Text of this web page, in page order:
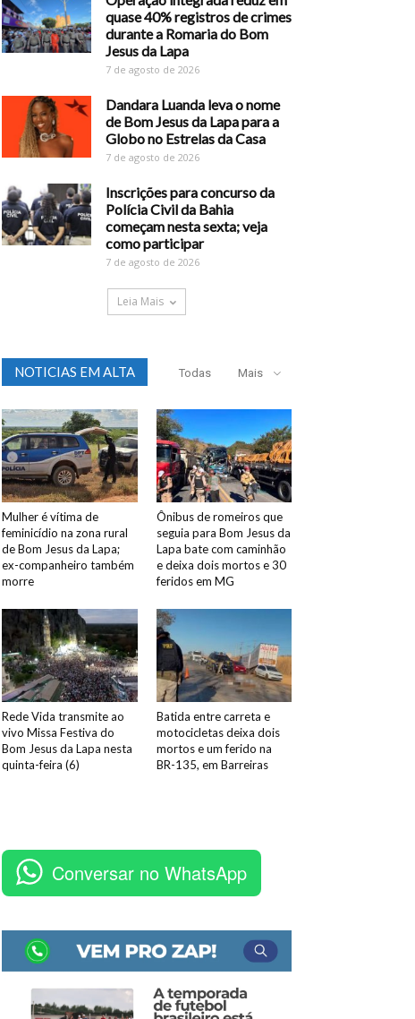
quase 40% registros de crimes
durante a Romaria do Bom
Jesus da Lapa
7 de agosto de 2026
Dandara Luanda leva o nome
de Bom Jesus da Lapa para a
Globo no Estrelas da Casa
7 de agosto de 2026
Inscrições para concurso da
Polícia Civil da Bahia
começam nesta sexta; veja
como participar
7 de agosto de 2026
Leia Mais
NOTICIAS EM ALTA Todas Mais
Mulher é vítima de
feminicídio na zona rural
de Bom Jesus da Lapa;
ex-companheiro também
morre
Ônibus de romeiros que
seguia para Bom Jesus da
Lapa bate com caminhão
e deixa dois mortos e 30
feridos em MG
Rede Vida transmite ao
vivo Missa Festiva do
Bom Jesus da Lapa nesta
quinta-feira (6)
Batida entre carreta e
motocicletas deixa dois
mortos e um ferido na
BR-135, em Barreiras
Conversar no WhatsApp